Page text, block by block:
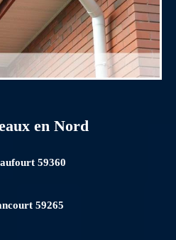
en Nord
59360
59265